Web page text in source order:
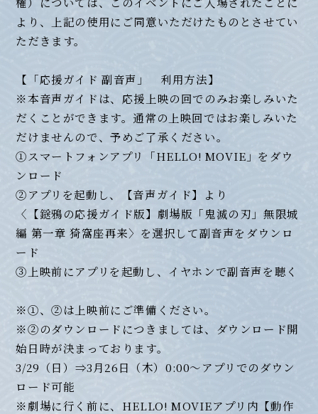
より、上記の使用にご同意いただけたものとさせてい
ただきます。
【「応援ガイド 副音声」 利用方法】
※本音声ガイドは、応援上映の回でのみお楽しみいた
だくことができます。通常の上映回ではお楽しみいた
だけませんので、予めご了承ください。
①スマートフォンアプリ「HELLO! MOVIE」をダウ
ンロード
②アプリを起動し、【音声ガイド】より
〈【鎹鴉の応援ガイド版】劇場版「鬼滅の刃」無限城
編 第一章 猗窩座再来〉を選択して副音声をダウンロ
ード
③上映前にアプリを起動し、イヤホンで副音声を聴く
※①、②は上映前にご準備ください。
※②のダウンロードにつきましては、ダウンロード開
始日時が決まっております。
3/29（日）⇒3月26日（木）0:00～アプリでのダウン
ロード可能
※劇場に行く前に、HELLO! MOVIEアプリ内【動作